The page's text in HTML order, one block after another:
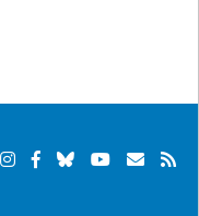
Instagram
Facebook
BlueskyYouTube